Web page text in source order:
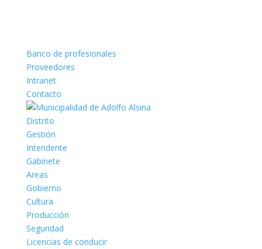
Banco de profesionales
Proveedores
Intranet
Contacto
Distrito
Gestión
Intendente
Gabinete
Areas
Gobierno
Cultura
Producción
Seguridad
Licencias de conducir